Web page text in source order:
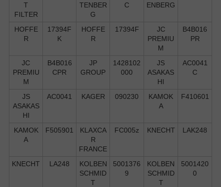
T
FILTER
TENBER
G
C
ENBERG
HOFFE
R
17394F
K
HOFFE
R
17394F
JC
PREMIU
M
B4B016
PR
JC
PREMIU
M
B4B016
CPR
JP
GROUP
1428102
000
JS
ASAKAS
HI
AC0041
C
JS
ASAKAS
HI
AC0041 KAGER 090230
KAMOK
A
F410601
KAMOK
A
F505901
KLAXCA
R
FRANCE
FC005z KNECHT LAK248
KNECHT LA248
KOLBEN
SCHMID
T
5001376
9
KOLBEN
SCHMID
T
5001420
0